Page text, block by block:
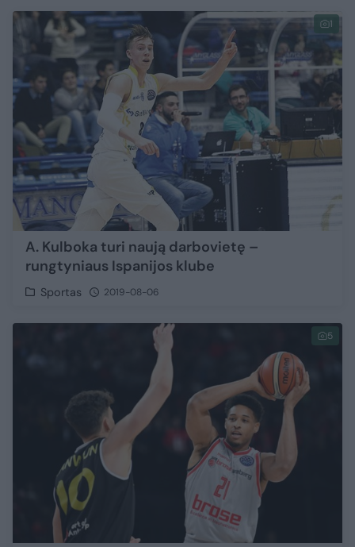
1
A. Kulboka turi naują darbovietę –
rungtyniaus Ispanijos klube
Sportas 2019-08-06
5